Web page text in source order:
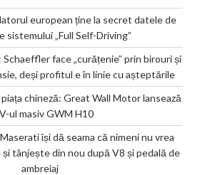
european ține la secret datele de
sistemului „Full Self-Driving”
face „curățenie” prin birouri și
deși profitul e în linie cu așteptările
chineză: Great Wall Motor lansează
ul masiv GWM H10
își dă seama că nimeni nu vrea
tânjește din nou după V8 și pedală de
ambreiaj